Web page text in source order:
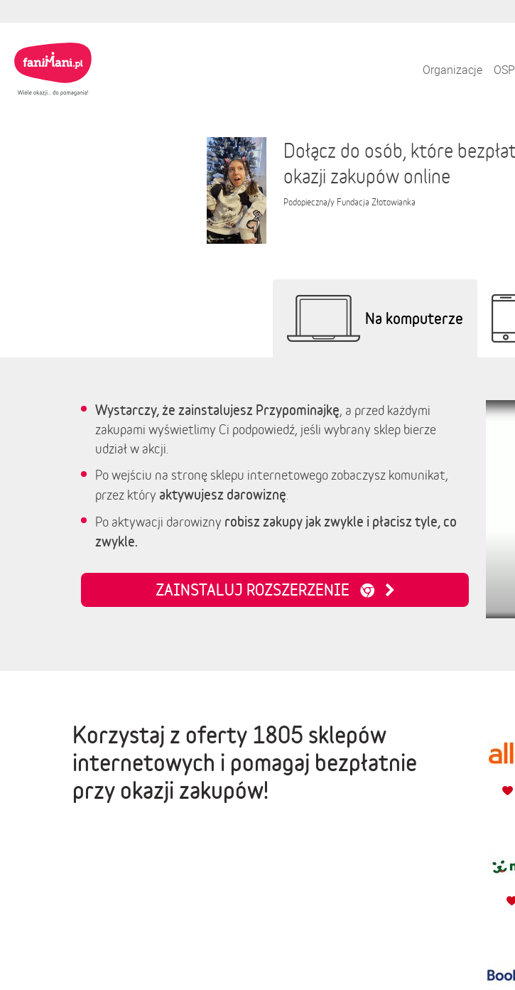
Organizacje OSP
Dołącz do osób, które
okazji zakupów online
Podopieczna/y Fundacja Złotowianka
Na komputerze
Wystarczy, że zainstalujesz Przypominajkę, a przed każdymi
zakupami wyświetlimy Ci podpowiedź, jeśli wybrany sklep bierze
udział w akcji.
Po wejściu na stronę sklepu internetowego zobaczysz komunikat,
przez który aktywujesz darowiznę
Po aktywacji darowizny robisz zakupy jak zwykle i płacisz tyle, co
zwykle.
ZAINSTALUJ ROZSZERZENIE
Korzystaj z oferty 1805 sklepów
internetowych i pomagaj bezpłatnie
przy okazji zakupów!